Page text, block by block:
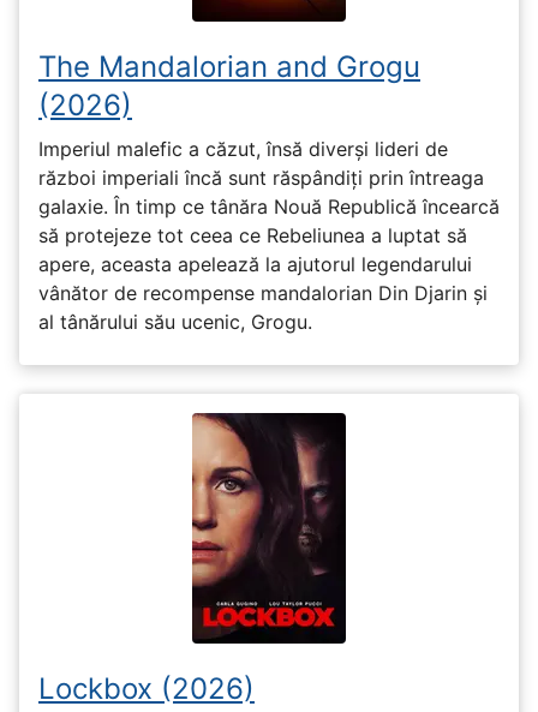
The Mandalorian and Grogu
(2026)
Imperiul malefic a căzut, însă diverși lideri de
război imperiali încă sunt răspândiți prin întreaga
galaxie. În timp ce tânăra Nouă Republică încearcă
să protejeze tot ceea ce Rebeliunea a luptat să
apere, aceasta apelează la ajutorul legendarului
vânător de recompense mandalorian Din Djarin și
al tânărului său ucenic, Grogu.
Lockbox (2026)